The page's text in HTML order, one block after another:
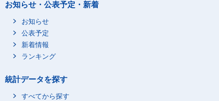
お知らせ・公表予定・新着
お知らせ
公表予定
新着情報
ランキング
統計データを探す
すべてから探す